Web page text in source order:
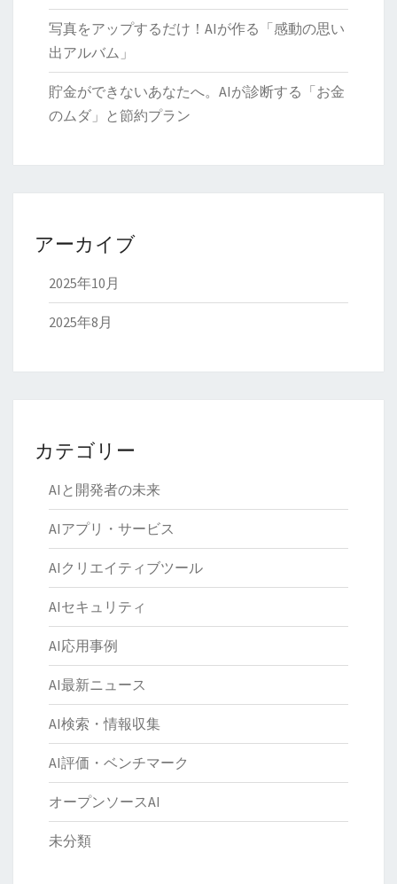
写真をアップするだけ！AIが作る「感動の思い
出アルバム」
貯金ができないあなたへ。AIが診断する「お金
のムダ」と節約プラン
アーカイブ
2025年10月
2025年8月
カテゴリー
AIと開発者の未来
AIアプリ・サービス
AIクリエイティブツール
AIセキュリティ
AI応用事例
AI最新ニュース
AI検索・情報収集
AI評価・ベンチマーク
オープンソースAI
未分類